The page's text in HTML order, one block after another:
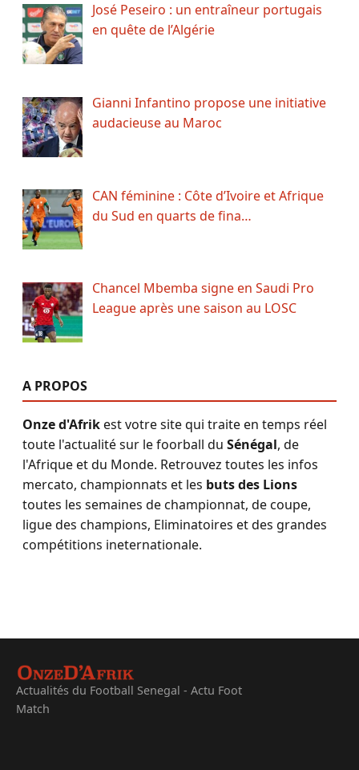
José Peseiro : un entraîneur portugais
en quête de l’Algérie
Gianni Infantino propose une initiative
audacieuse au Maroc
CAN féminine : Côte d’Ivoire et Afrique
du Sud en quarts de fina…
Chancel Mbemba signe en Saudi Pro
League après une saison au LOSC
A PROPOS
Onze d'Afrikest votre site qui traite en temps réel
toute l'actualité sur le foorball du Sénégal, de
l'Afrique et du Monde. Retrouvez toutes les infos
mercato, championnats et les buts des Lions
toutes les semaines de championnat, de coupe,
ligue des champions, Eliminatoires et des grandes
compétitions ineternationale.
Actualités du Football Senegal - Actu Foot
Match